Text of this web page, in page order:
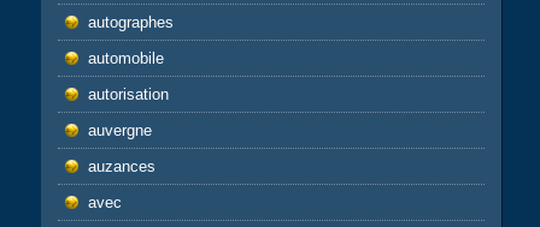
autographes
automobile
autorisation
auvergne
auzances
avec